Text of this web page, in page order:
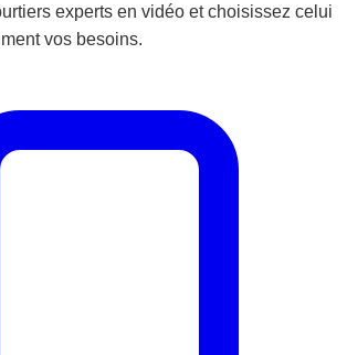
experts en vidéo et choisissez celui
vos besoins.